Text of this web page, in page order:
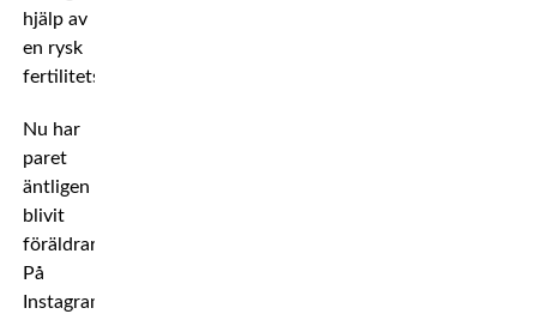
hjälp av
en rysk
fertilitetsklinik.
Nu har
paret
äntligen
blivit
föräldrar.
På
Instagram